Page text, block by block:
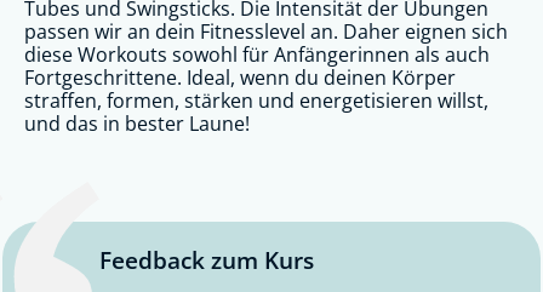
Tubes und Swingsticks. Die Intensität der Übungen
passen wir an dein Fitnesslevel an. Daher eignen sich
diese Workouts sowohl für Anfängerinnen als auch
Fortgeschrittene. Ideal, wenn du deinen Körper
straffen, formen, stärken und energetisieren willst,
und das in bester Laune!
Feedback zum Kurs